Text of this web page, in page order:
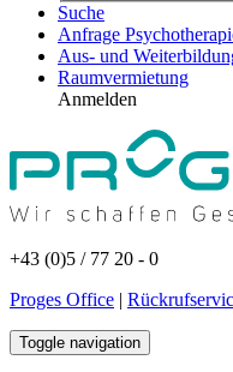
Suche
Anfrage
Aus- und
Raumvermietung
Anmelden
+43 (0)5 / 77 20 - 0
Proges Office |
Toggle navigation